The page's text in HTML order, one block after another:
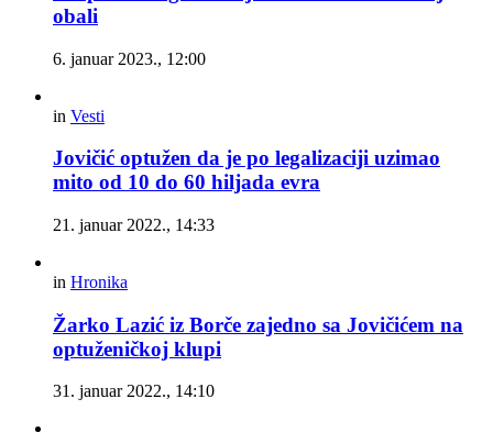
obali
6. januar 2023., 12:00
in Vesti
Jovičić optužen da je po legalizaciji uzimao
mito od 10 do 60 hiljada evra
21. januar 2022., 14:33
in Hronika
Žarko Lazić iz Borče zajedno sa Jovičićem na
optuženičkoj klupi
31. januar 2022., 14:10